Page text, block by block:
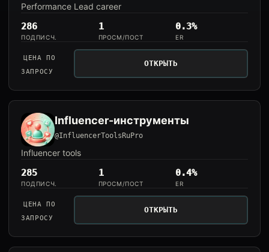
Performance Lead career
286
ПОДПИСЧ.
1
ПРОСМ/ПОСТ
0.3%
ER
ЦЕНА ПО
ЗАПРОСУ
ОТКРЫТЬ
Influencer-инструменты
@InfluencerToolsRuPro
Influencer tools
285
ПОДПИСЧ.
1
ПРОСМ/ПОСТ
0.4%
ER
ЦЕНА ПО
ЗАПРОСУ
ОТКРЫТЬ